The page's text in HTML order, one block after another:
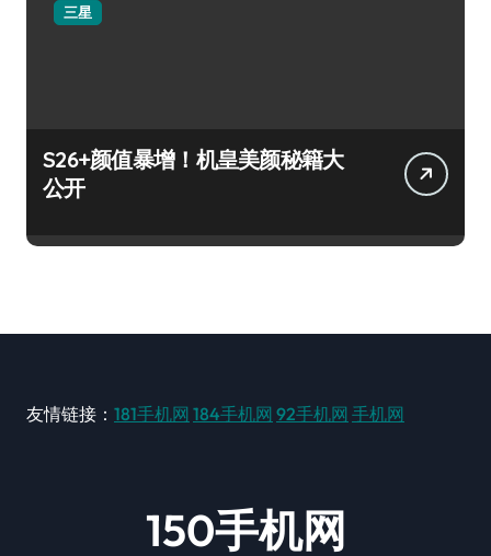
三星
S26+颜值暴增！机皇美颜秘籍大
公开
友情链接： 181手机网 184手机网 92手机网 手机网
150手机网